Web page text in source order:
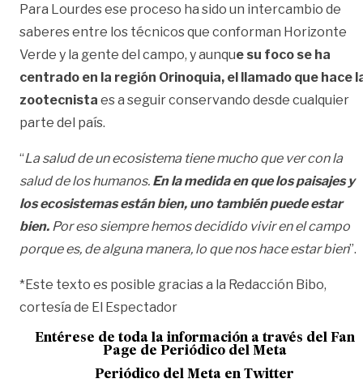
Para Lourdes ese proceso ha sido un intercambio de
saberes entre los técnicos que conforman Horizonte
Verde y la gente del campo, y aunque su foco se ha
centrado en la región Orinoquia, el llamado que hace
zootecnista es a seguir conservando desde cualquier
parte del país.
“La salud de un ecosistema tiene mucho que ver con la
salud de los humanos. En la medida en que los paisajes y
los ecosistemas están bien, uno también puede estar
bien. Por eso siempre hemos decidido vivir en el campo
porque es, de alguna manera, lo que nos hace estar bien”.
*Este texto es posible gracias a la Redacción Bibo,
cortesía de El Espectador
Entérese de toda la información a través del Fan
Page de Periódico del Meta
Periódico del Meta en Twitter